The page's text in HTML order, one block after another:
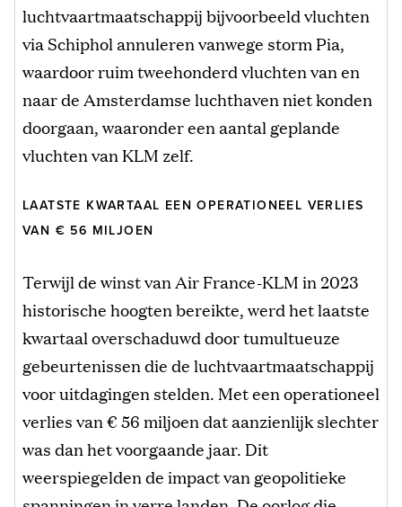
luchtvaartmaatschappij bijvoorbeeld vluchten
via Schiphol annuleren vanwege storm Pia,
waardoor ruim tweehonderd vluchten van en
naar de Amsterdamse luchthaven niet konden
doorgaan, waaronder een aantal geplande
vluchten van KLM zelf.
LAATSTE KWARTAAL EEN OPERATIONEEL VERLIES
VAN € 56 MILJOEN
Terwijl de winst van Air France-KLM in 2023
historische hoogten bereikte, werd het laatste
kwartaal overschaduwd door tumultueuze
gebeurtenissen die de luchtvaartmaatschappij
voor uitdagingen stelden. Met een operationeel
verlies van € 56 miljoen dat aanzienlijk slechter
was dan het voorgaande jaar. Dit
weerspiegelden de impact van geopolitieke